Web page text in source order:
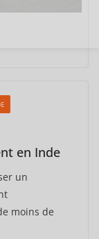
en Inde
un
moins de